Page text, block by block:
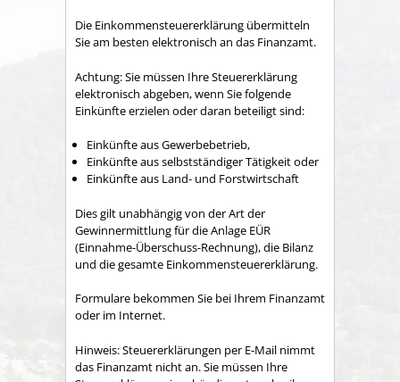
Die Einkommensteuererklärung übermitteln
Sie am besten elektronisch an das Finanzamt.
Achtung: Sie müssen Ihre Steuererklärung
elektronisch abgeben, wenn Sie folgende
Einkünfte erzielen oder daran beteiligt sind:
Einkünfte aus Gewerbebetrieb,
Einkünfte aus selbstständiger Tätigkeit oder
Einkünfte aus Land- und Forstwirtschaft
Dies gilt unabhängig von der Art der
Gewinnermittlung für die Anlage EÜR
(Einnahme-Überschuss-Rechnung), die Bilanz
und die gesamte Einkommensteuererklärung.
Formulare bekommen Sie bei Ihrem Finanzamt
oder im Internet.
Hinweis: Steuererklärungen per E-Mail nimmt
das Finanzamt nicht an. Sie müssen Ihre